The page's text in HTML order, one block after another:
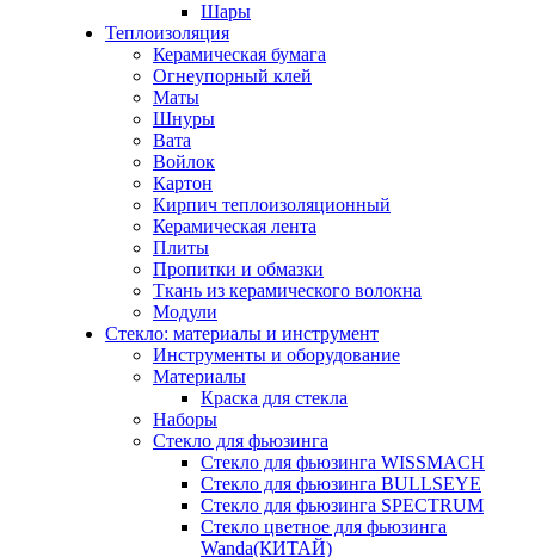
Шары
Теплоизоляция
Керамическая бумага
Огнеупорный клей
Маты
Шнуры
Вата
Войлок
Картон
Кирпич теплоизоляционный
Керамическая лента
Плиты
Пропитки и обмазки
Ткань из керамического волокна
Модули
Стекло: материалы и инструмент
Инструменты и оборудование
Материалы
Краска для стекла
Наборы
Стекло для фьюзинга
Стекло для фьюзинга WISSMACH
Стекло для фьюзинга BULLSEYE
Стекло для фьюзинга SPECTRUM
Стекло цветное для фьюзинга
Wanda(КИТАЙ)